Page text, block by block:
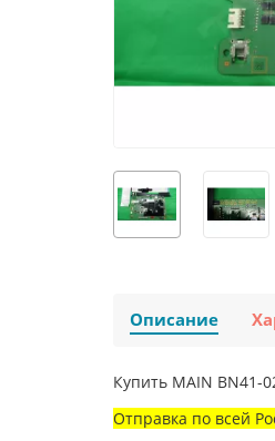
Описание
Купить MAIN BN41-
Отправка по всей